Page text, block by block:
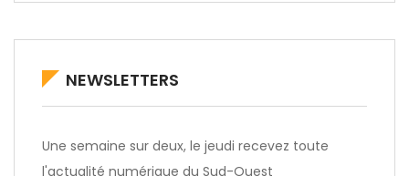
NEWSLETTERS
Une semaine sur deux, le jeudi recevez toute
l'actualité numérique du Sud-Ouest